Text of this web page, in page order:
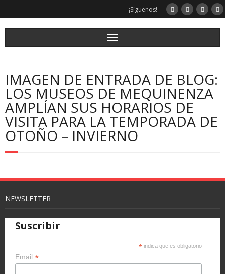
¡Síguenos!
IMAGEN DE ENTRADA DE BLOG:
LOS MUSEOS DE MEQUINENZA
AMPLÍAN SUS HORARIOS DE
VISITA PARA LA TEMPORADA DE
OTOÑO – INVIERNO
NEWSLETTER
Suscribir
* indica que es obligatorio
Email *